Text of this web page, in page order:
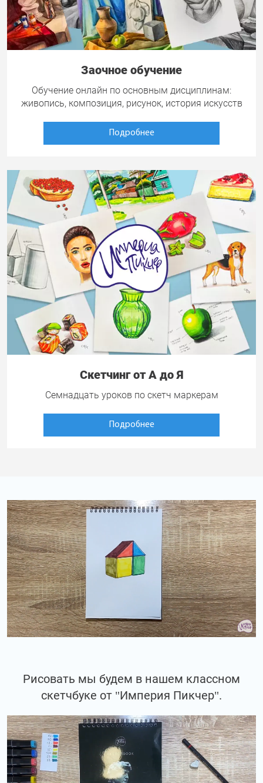
Заочное обучение
Обучение онлайн по основным дисциплинам:
живопись, композиция, рисунок, история искусств
Подробнее
Скетчинг от А до Я
Семнадцать уроков по скетч маркерам
Подробнее
Рисовать мы будем в нашем классном
скетчбуке от "Империя Пикчер".